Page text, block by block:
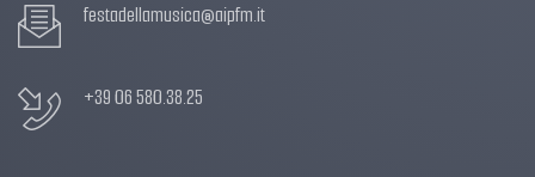
festadellamusica@aipfm.it
+39 06 580.38.25